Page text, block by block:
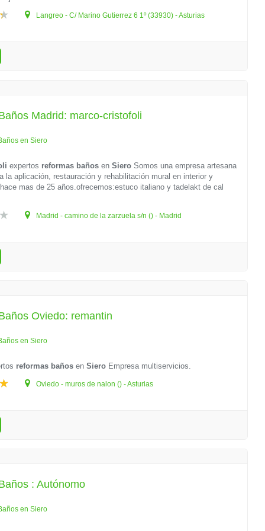
Langreo - C/ Marino Gutierrez 6 1º (33930) - Asturias
Madrid: marco-cristofoli
en Siero
expertos reformas baños enSiero Somos una empresa artesana
la aplicación, restauración y rehabilitación mural en interior y
mas de 25 años.ofrecemos:estuco italiano y tadelakt de cal
Madrid - camino de la zarzuela s/n () - Madrid
Oviedo: remantin
en Siero
reformas baños enSiero Empresa multiservicios.
Oviedo - muros de nalon () - Asturias
: Autónomo
en Siero